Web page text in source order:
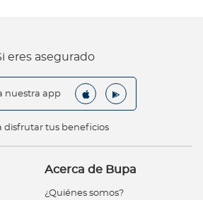
eres asegurado
nuestra app
disfrutar tus beneficios
Acerca de Bupa
¿Quiénes somos?